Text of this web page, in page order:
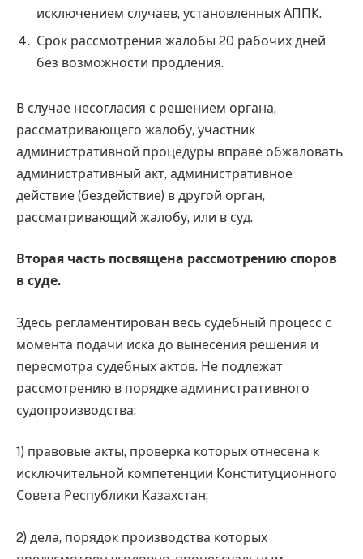
исключением случаев, установленных АППК.
Срок рассмотрения жалобы 20 рабочих дней
без возможности продления.
В случае несогласия с решением органа,
рассматривающего жалобу, участник
административной процедуры вправе обжаловать
административный акт, административное
действие (бездействие) в другой орган,
рассматривающий жалобу, или в суд.
Вторая часть посвящена рассмотрению споров
в суде.
Здесь регламентирован весь судебный процесс с
момента подачи иска до вынесения решения и
пересмотра судебных актов. Не подлежат
рассмотрению в порядке административного
судопроизводства:
1) правовые акты, проверка которых отнесена к
исключительной компетенции Конституционного
Совета Республики Казахстан;
2) дела, порядок производства которых